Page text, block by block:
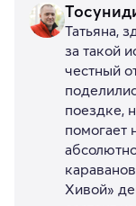
Татьяна,
за такой
честный
поездке,
помогает
Хивой»